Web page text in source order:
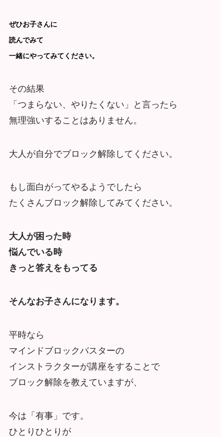
ぜひお子さんに
読んでみて
一緒にやってみてください。
その結果
「つまらない、やりたくない」と言ったら
無理強いすることはありません。
大人が自分でブロック解除してください。
もし面白がってやるようでしたら
たくさんブロック解除してみてください。
大人が困った時
悩んでいる時
きっと答えをもってる
そんなお子さんになります。
平時なら
マインドブロックバスターの
インストラクターが講座をすることで
ブロック解除を教えていますが、
今は「有事」です。
ひとりひとりが